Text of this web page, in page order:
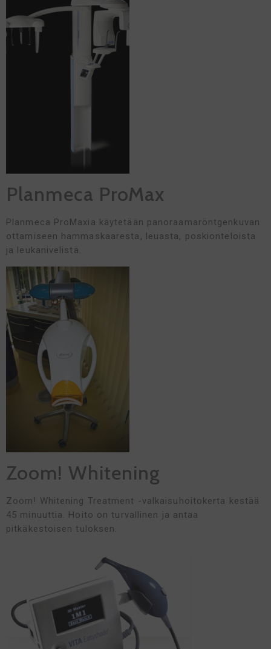
Planmeca ProMax
Planmeca ProMaxia käytetään panoraamaröntgenkuvan
ottamiseen hammaskaaresta, leuasta, poskionteloista
ja leukanivelistä.
Zoom! Whitening
Zoom! Whitening Treatment -valkaisuhoitokerta kestää
45 minuuttia. Hoito on turvallinen ja antaa
pitkäkestoisen tuloksen.